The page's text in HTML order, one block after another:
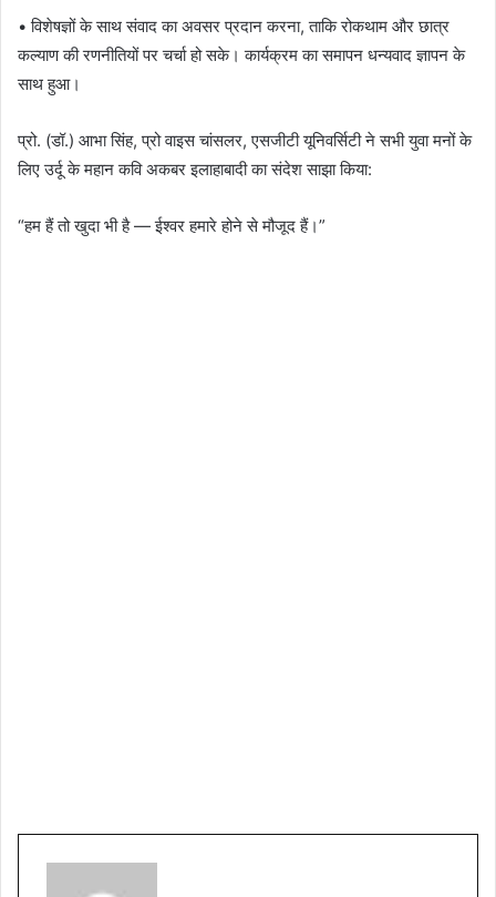
• विशेषज्ञों के साथ संवाद का अवसर प्रदान करना, ताकि रोकथाम और छात्र
कल्याण की रणनीतियों पर चर्चा हो सके। कार्यक्रम का समापन धन्यवाद ज्ञापन के
साथ हुआ।
प्रो. (डॉ.) आभा सिंह, प्रो वाइस चांसलर, एसजीटी यूनिवर्सिटी ने सभी युवा मनों के
लिए उर्दू के महान कवि अकबर इलाहाबादी का संदेश साझा किया:
“हम हैं तो खुदा भी है — ईश्वर हमारे होने से मौजूद हैं।”